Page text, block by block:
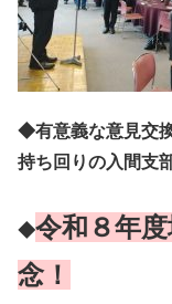
◆有意義な意見交
持ち回りの入間支
◆令和８年
念！